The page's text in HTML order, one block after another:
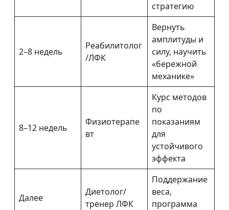
стратегию
2–8 недель
Реабилитолог
/ЛФК
Вернуть
амплитуды и
силу, научить
«бережной
механике»
8–12 недель
Физиотерапе
вт
Курс методов
по
показаниям
для
устойчивого
эффекта
Далее
Диетолог/
тренер ЛФК
Поддержание
веса,
программа